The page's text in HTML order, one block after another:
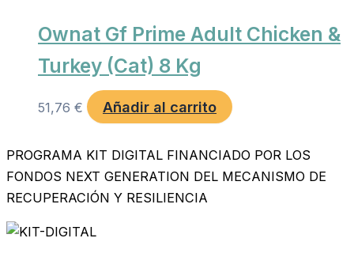
Ownat Gf Prime Adult Chicken &
Turkey (Cat) 8 Kg
51,76 € Añadir al carrito
PROGRAMA KIT DIGITAL FINANCIADO POR LOS
FONDOS NEXT GENERATION DEL MECANISMO DE
RECUPERACIÓN Y RESILIENCIA